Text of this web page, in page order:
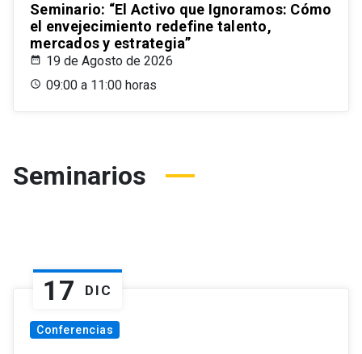
Seminario: “El Activo que Ignoramos: Cómo
el envejecimiento redefine talento,
mercados y estrategia”
19 de Agosto de 2026
09:00 a 11:00 horas
Seminarios
17 DIC
Conferencias